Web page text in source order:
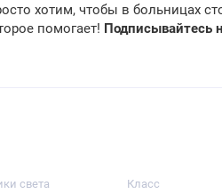
хотим, чтобы в больницах
помогает! Подписывайтесь
света Класс